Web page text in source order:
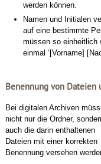
werden können.
Namen und Initialen
auf eine bestimmte
müssen so einheitlich
einmal ‘[Vorname]
Benennung von Dateien
Bei digitalen Archiven
nicht nur die Ordner,
auch die darin enthaltenen
Dateien mit einer korrekten
Benennung versehen